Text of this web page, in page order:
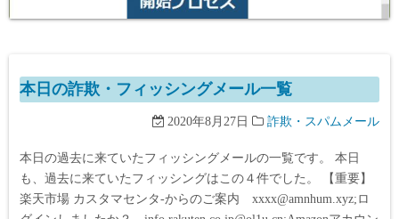
本日の詐欺・フィッシングメール一覧
2020年8月27日 詐欺・スパムメール
本日の過去に来ていたフィッシングメールの一覧です。 本日
も、過去に来ていたフィッシングはこの４件でした。 【重要】
楽天市場 カスタマセンタ-からのご案内 xxxx@amnhum.xyz;ロ